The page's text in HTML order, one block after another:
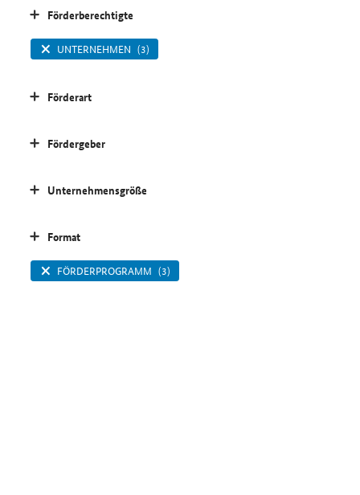
Förderberechtigte
UNTERNEHMEN (3)
Förderart
Fördergeber
Unternehmensgröße
Format
FÖRDERPROGRAMM (3)